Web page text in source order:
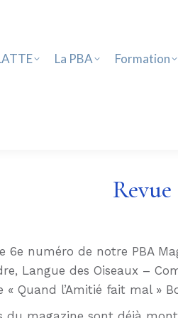
La PBA Formation
6e numéro de notre PBA
Langue des Oiseaux –
Quand l’Amitié fait mal »